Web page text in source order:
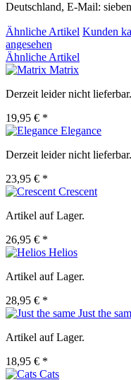
Deutschland, E-Mail:
Ähnliche Artikel Kunden
angesehen
Ähnliche Artikel
Matrix
Derzeit leider nicht lieferbar.
19,95 € *
Elegance
Derzeit leider nicht lieferbar.
23,95 € *
Crescent
Artikel auf Lager.
26,95 € *
Helios
Artikel auf Lager.
28,95 € *
Just the
Artikel auf Lager.
18,95 € *
Cats